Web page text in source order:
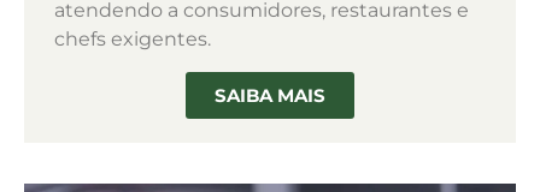
atendendo a consumidores, restaurantes e
chefs exigentes.
SAIBA MAIS